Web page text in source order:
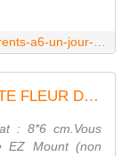
FDSTNM083 : TAMPON NON MONTE FLEUR DE TIARE Fée du scrap
: 8*6 cm.Vous
EZ Mount (non